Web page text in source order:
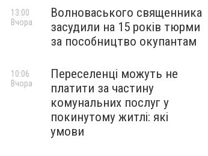
Волноваського священника
засудили на 15 років тюрми
за пособництво окупантам
13:00
Вчора
Переселенці можуть не
платити за частину
комунальних послуг у
покинутому житлі: які
умови
10:06
Вчора